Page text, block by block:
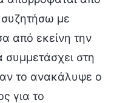
συζητήσω με
από εκείνη την
στη
το ανακάλυψε ο
για το